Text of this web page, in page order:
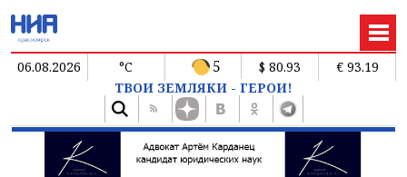
06.08.2026 °C 5 $ 80.93
€ 93.19
ТВОИ ЗЕМЛЯКИ - ГЕРОИ!